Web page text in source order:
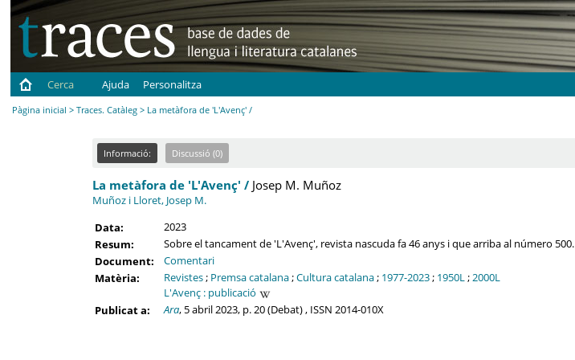
Cerca
Ajuda Personalitza
Pàgina inicial >Traces. Catàleg > La metàfora de 'L'Avenç' /
Informació: Discussió (0)
La metàfora de 'L'Avenç' /Josep M. Muñoz
Muñoz i Lloret, Josep M.
Data:
2023
Resum:
Sobre el tancament de 'L'Avenç', revista nascuda fa 46 anys i que arriba al número 500.
Document:
Comentari
Matèria:
Revistes; Premsa catalana;Cultura catalana; 1977-2023; 1950L;2000L
L'Avenç : publicació
Publicat a:
Ara, 5 abril 2023, p. 20 (Debat) , ISSN 2014-010X